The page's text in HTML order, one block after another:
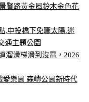
賢路黃金風鈴木金色花
,中投橋下免曬太陽.迷
通主題公園
溜滑梯滑到沒電，2026
愛樂園 森嶼公園新時代